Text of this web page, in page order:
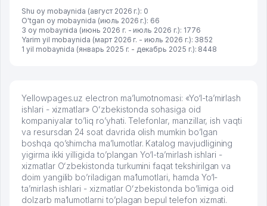
Shu oy mobaynida (август 2026 г.): 0
O'tgan oy mobaynida (июль 2026 г.): 66
3 oy mobaynida (июнь 2026 г. - июль 2026 г.): 1776
Yarim yil mobaynida (март 2026 г. - июль 2026 г.): 3852
1 yil mobaynida (январь 2025 г. - декабрь 2025 г.): 8448
Yellowpages.uz electron ma’lumotnomasi: «Yo‘l-ta’mirlash
ishlari - xizmatlar» Oʻzbekistonda sohasiga oid
kompaniyalar to’liq ro’yhati. Telefonlar, manzillar, ish vaqti
va resursdan 24 soat davrida olish mumkin bo’lgan
boshqa qo’shimcha ma’lumotlar. Katalog mavjudligining
yigirma ikki yilligida to’plangan Yo‘l-ta’mirlash ishlari -
xizmatlar Oʻzbekistonda turkumini faqat tekshirilgan va
doim yangilib bo’riladigan ma’lumotlari, hamda Yo‘l-
ta’mirlash ishlari - xizmatlar Oʻzbekistonda bo’limiga oid
dolzarb ma’lumotlarni to’plagan bepul telefon xizmati.